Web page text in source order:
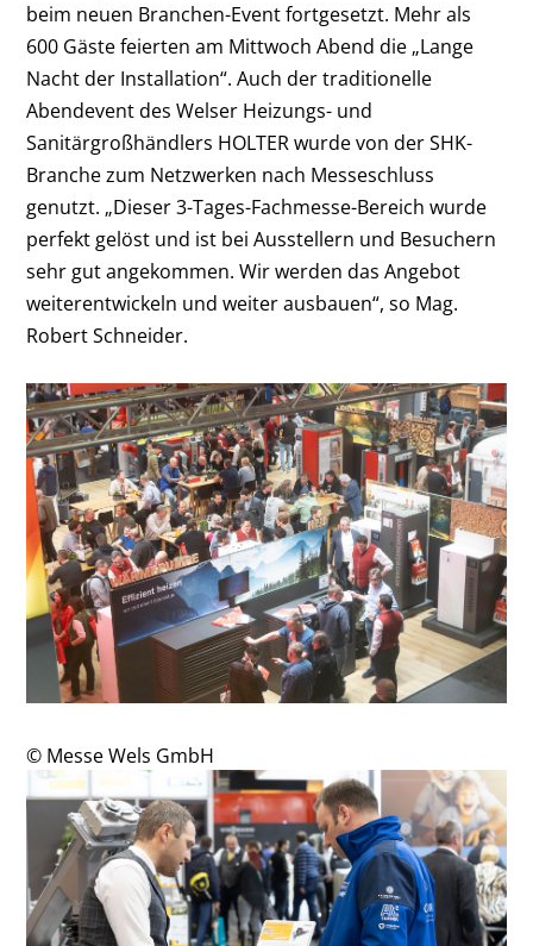
beim neuen Branchen-Event fortgesetzt. Mehr als
600 Gäste feierten am Mittwoch Abend die „Lange
Nacht der Installation“. Auch der traditionelle
Abendevent des Welser Heizungs- und
Sanitärgroßhändlers HOLTER wurde von der SHK-
Branche zum Netzwerken nach Messeschluss
genutzt. „Dieser 3-Tages-Fachmesse-Bereich wurde
perfekt gelöst und ist bei Ausstellern und Besuchern
sehr gut angekommen. Wir werden das Angebot
weiterentwickeln und weiter ausbauen“, so Mag.
Robert Schneider.
© Messe Wels GmbH